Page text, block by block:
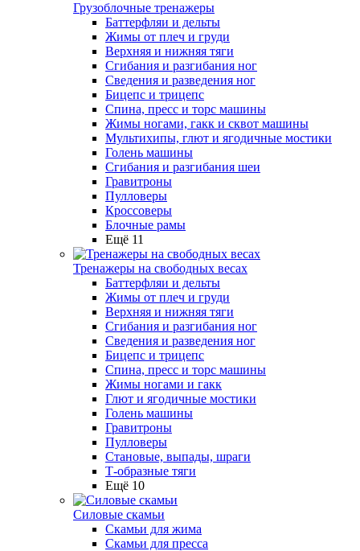
Грузоблочные тренажеры
Баттерфляи и дельты
Жимы от плеч и груди
Верхняя и нижняя тяги
Сгибания и разгибания ног
Сведения и разведения ног
Бицепс и трицепс
Спина, пресс и торс машины
Жимы ногами, гакк и сквот машины
Мультихипы, глют и ягодичные мостики
Голень машины
Сгибания и разгибания шеи
Гравитроны
Пулловеры
Кроссоверы
Блочные рамы
Ещё 11
Тренажеры на свободных весах
Баттерфляи и дельты
Жимы от плеч и груди
Верхняя и нижняя тяги
Сгибания и разгибания ног
Сведения и разведения ног
Бицепс и трицепс
Спина, пресс и торс машины
Жимы ногами и гакк
Глют и ягодичные мостики
Голень машины
Гравитроны
Пулловеры
Становые, выпады, шраги
Т-образные тяги
Ещё 10
Силовые скамьи
Скамьи для жима
Скамьи для пресса